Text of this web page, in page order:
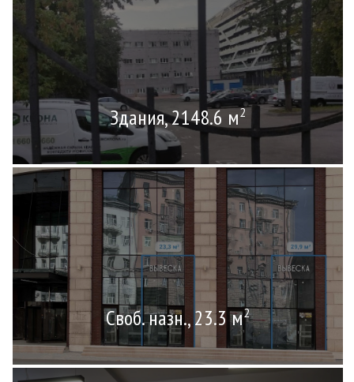
Здания, 2148.6 м2
Своб. назн., 23.3 м2